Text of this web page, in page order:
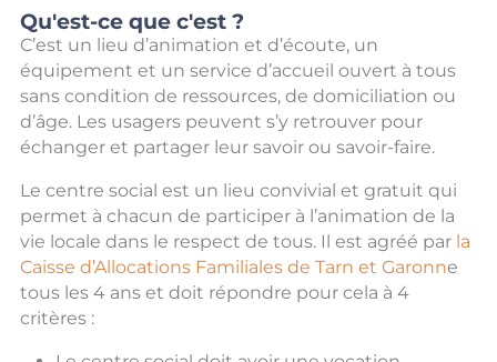
Qu'est-ce que c'est ?
C’est un lieu d’animation et d’écoute, un
équipement et un service d’accueil ouvert à tous
sans condition de ressources, de domiciliation ou
d’âge. Les usagers peuvent s’y retrouver pour
échanger et partager leur savoir ou savoir-faire.
Le centre social est un lieu convivial et gratuit qui
permet à chacun de participer à l’animation de la
vie locale dans le respect de tous. Il est agréé par la
Caisse d’Allocations Familiales de Tarn et Garonne
tous les 4 ans et doit répondre pour cela à 4
critères :